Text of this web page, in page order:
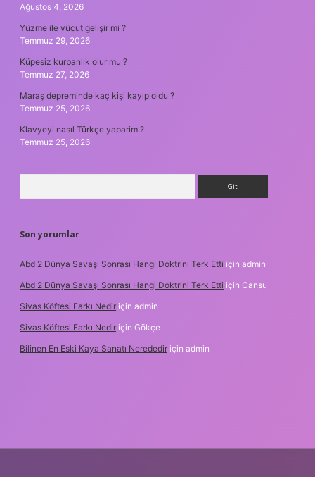
Ağustos 4, 2026
Yüzme ile vücut gelişir mi ?
Temmuz 29, 2026
Küpesiz kurbanlık olur mu ?
Temmuz 27, 2026
Maraş depreminde kaç kişi kayıp oldu ?
Temmuz 25, 2026
Klavyeyi nasıl Türkçe yaparim ?
Temmuz 25, 2026
Son yorumlar
Abd 2 Dünya Savaşı Sonrası Hangi Doktrini Terk Etti için admin
Abd 2 Dünya Savaşı Sonrası Hangi Doktrini Terk Etti için Cansu
Sivas Köftesi Farkı Nedir için admin
Sivas Köftesi Farkı Nedir için Gökçe
Bilinen En Eski Kaya Sanatı Nerededir için admin